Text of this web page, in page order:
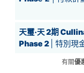
天璽‧天 2期
Phase 2
| 特別現
有關優